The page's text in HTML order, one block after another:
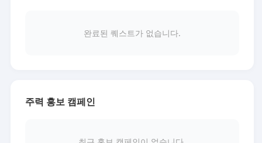
완료된 퀘스트가 없습니다.
주력 홍보 캠페인